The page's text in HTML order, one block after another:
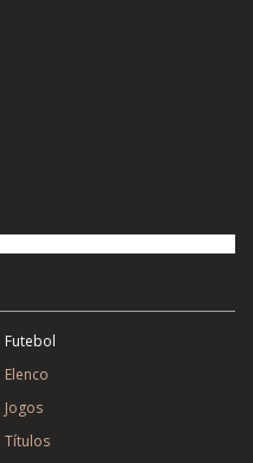
Futebol
Elenco
Jogos
Títulos